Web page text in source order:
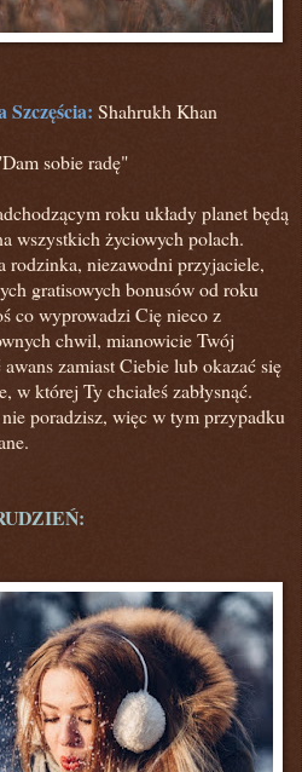
Shahrukh Khan
sobie radę"
roku układy planet będą
wszystkich życiowych polach.
rodzinka, niezawodni przyjaciele,
gratisowych bonusów od roku
co wyprowadzi Cię nieco z
chwil, mianowicie Twój
zamiast Ciebie lub okazać się
w której Ty chciałeś zabłysnąć.
poradzisz, więc w tym przypadku